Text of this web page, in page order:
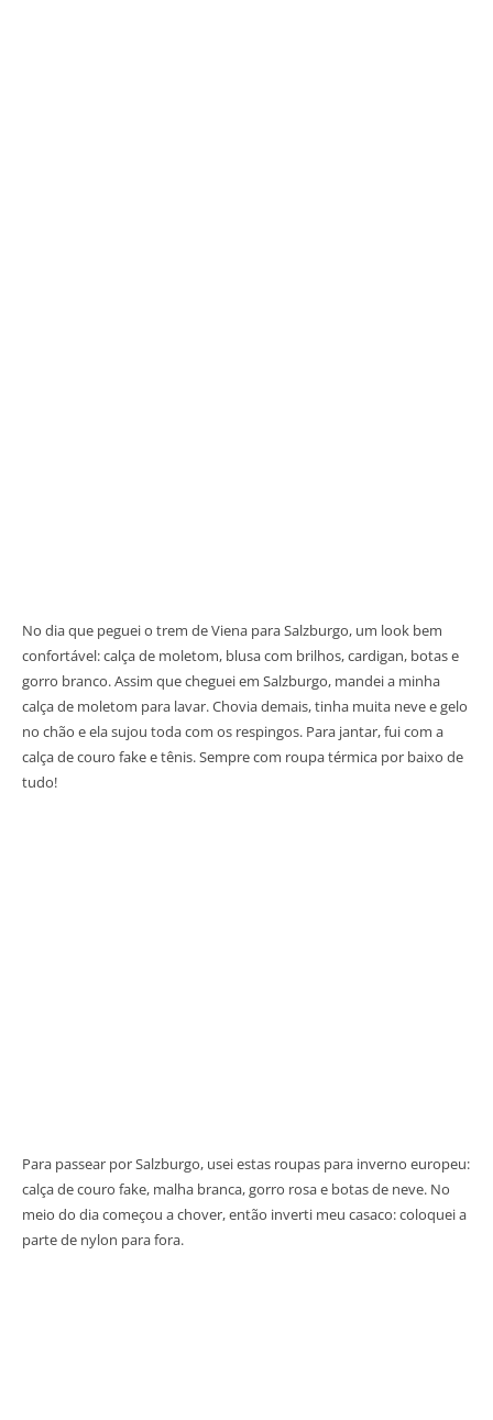
No dia que peguei o trem de Viena para Salzburgo, um look bem
confortável: calça de moletom, blusa com brilhos, cardigan, botas e
gorro branco. Assim que cheguei em Salzburgo, mandei a minha
calça de moletom para lavar. Chovia demais, tinha muita neve e gelo
no chão e ela sujou toda com os respingos. Para jantar, fui com a
calça de couro fake e tênis. Sempre com roupa térmica por baixo de
tudo!
Para passear por Salzburgo, usei estas roupas para inverno europeu:
calça de couro fake, malha branca, gorro rosa e botas de neve. No
meio do dia começou a chover, então inverti meu casaco: coloquei a
parte de nylon para fora.